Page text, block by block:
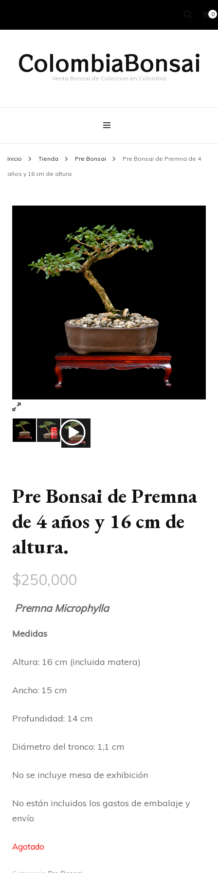
0
ColombiaBonsai
Venta Bonsai de Coleccion en Colombia
Inicio Tienda Pre Bonsai Pre Bonsai de Premna de 4
años y 16 cm de altura.
Pre Bonsai de Premna
de 4 años y 16 cm de
altura.
$250,000
Premna Microphylla
Medidas
Altura: 16 cm (incluida matera)
Ancho: 15 cm
Profundidad: 14 cm
Diámetro del tronco: 1,1 cm
No se incluye mesa de exhibición
No están incluidos los gastos de embalaje y
envío
Agotado